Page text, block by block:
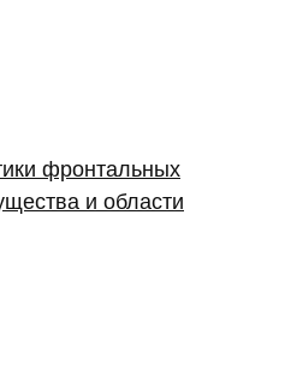
фронтальных
и области